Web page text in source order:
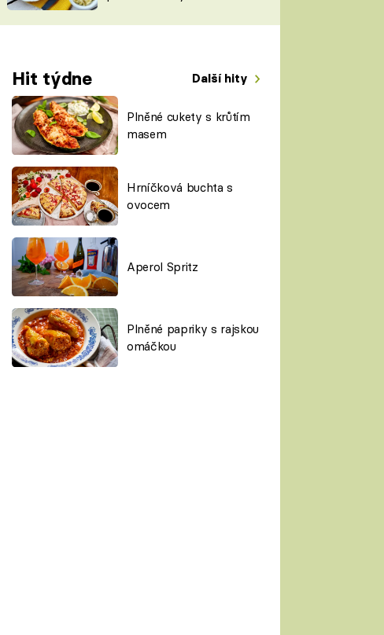
Hit týdne Další hity
Plněné cukety s krůtím
masem
Hrníčková buchta s
ovocem
Aperol Spritz
Plněné papriky s rajskou
omáčkou